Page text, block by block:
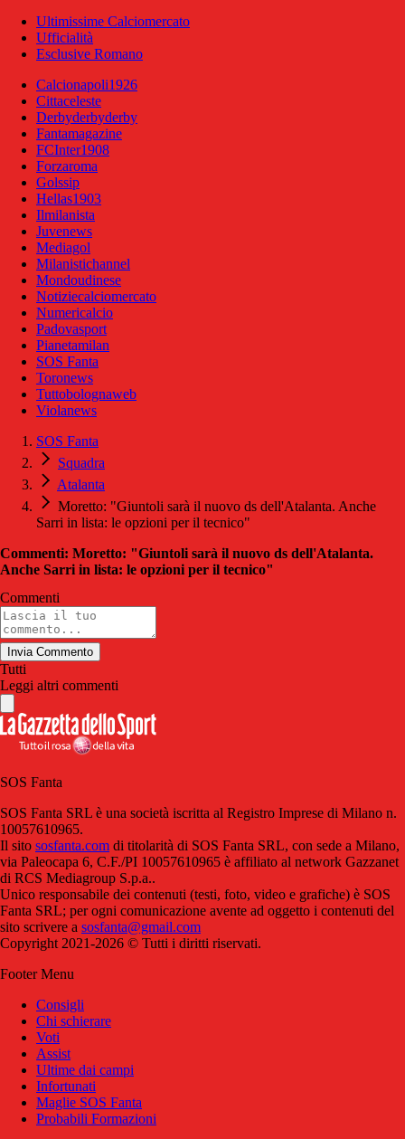
Ultimissime Calciomercato
Ufficialità
Esclusive Romano
Calcionapoli1926
Cittaceleste
Derbyderbyderby
Fantamagazine
FCInter1908
Forzaroma
Golssip
Hellas1903
Ilmilanista
Juvenews
Mediagol
Milanistichannel
Mondoudinese
Notiziecalciomercato
Numericalcio
Padovasport
Pianetamilan
SOS Fanta
Toronews
Tuttobolognaweb
Violanews
SOS Fanta
Squadra
Atalanta
Moretto: "Giuntoli sarà il nuovo ds dell'Atalanta. Anche
Sarri in lista: le opzioni per il tecnico"
Commenti: Moretto: "Giuntoli sarà il nuovo ds dell'Atalanta.
Anche Sarri in lista: le opzioni per il tecnico"
Commenti
Invia Commento
Tutti
Leggi altri commenti
SOS Fanta
SOS Fanta SRL è una società iscritta al Registro Imprese di Milano n.
10057610965.
Il sito sosfanta.com di titolarità di SOS Fanta SRL, con sede a Milano,
via Paleocapa 6, C.F./PI 10057610965 è affiliato al network Gazzanet
di RCS Mediagroup S.p.a..
Unico responsabile dei contenuti (testi, foto, video e grafiche) è SOS
Fanta SRL; per ogni comunicazione avente ad oggetto i contenuti del
sito scrivere a sosfanta@gmail.com
Copyright 2021-2026 © Tutti i diritti riservati.
Footer Menu
Consigli
Chi schierare
Voti
Assist
Ultime dai campi
Infortunati
Maglie SOS Fanta
Probabili Formazioni